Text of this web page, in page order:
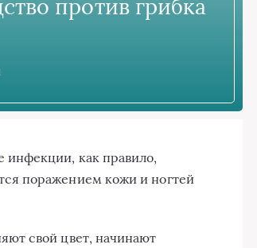
против грибка
инфекции, как правило,
поражением кожи и ногтей
свой цвет, начинают